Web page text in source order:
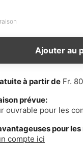
Ajouter au
à partir de Fr.
prévue:
ouvrable pour les
pour
compte ici